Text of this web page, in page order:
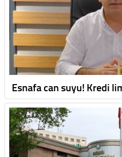
Esnafa can suyu! Kredi